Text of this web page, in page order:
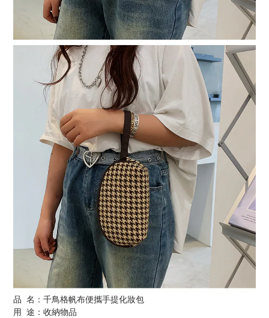
品 名：千鳥格帆布便攜手提化妝包
用
途：收納物品